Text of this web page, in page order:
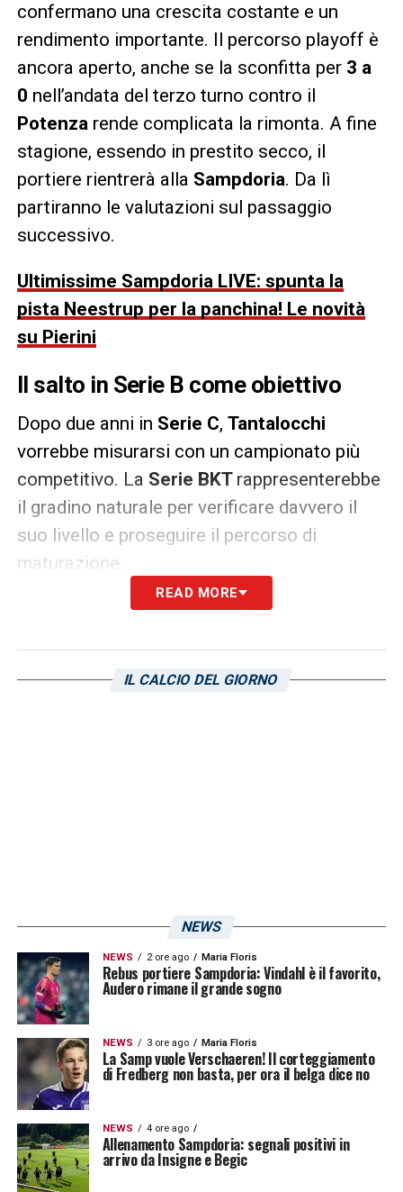
confermano una crescita costante e un
rendimento importante. Il percorso playoff è
ancora aperto, anche se la sconfitta per 3 a
0 nell’andata del terzo turno contro il
Potenzarende complicata la rimonta. A fine
stagione, essendo in prestito secco, il
portiere rientrerà alla Sampdoria. Da lì
partiranno le valutazioni sul passaggio
successivo.
Ultimissime Sampdoria LIVE: spunta la
pista Neestrup per la panchina! Le novità
su Pierini
Il salto in Serie B come obiettivo
Dopo due anni in Serie C, Tantalocchi
vorrebbe misurarsi con un campionato più
competitivo. La Serie BKT rappresenterebbe
il gradino naturale per verificare davvero il
suo livello e proseguire il percorso di
maturazione.
La domanda, però, è centrale: farlo in
Tra le ipotesi da monitorare c’è anche la
Virtus Entella
rappresentare una destinazione interessante
per caratteristiche, categoria e vicinanza
territoriale. Inoltre esistono già offerte da
realtà simili a quella diChiavari, che la
Sampdoriapotrebbe prendere in
considerazione nelle prossime settimane,
soprattutto nella terza lega italiana.
READ MORE
IL CALCIO DEL GIORNO
NEWS
NEWS 2 ore ago Maria Floris
Rebus portiere Sampdoria: Vindahl è il favorito,
Audero rimane il grande sogno
NEWS 3 ore ago Maria Floris
La Samp vuole Verschaeren! Il corteggiamento
di Fredberg non basta, per ora il belga dice no
NEWS 4 ore ago
Allenamento Sampdoria: segnali positivi in
arrivo da Insigne e Begic